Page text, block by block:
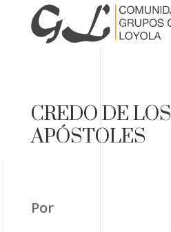
CREDO DE LOS
APÓSTOLES
Por